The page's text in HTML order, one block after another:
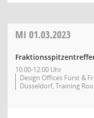
MI 01.03.2023
10:00-12:00 Uhr
Design Offices Fürst &
Düsseldorf, Training